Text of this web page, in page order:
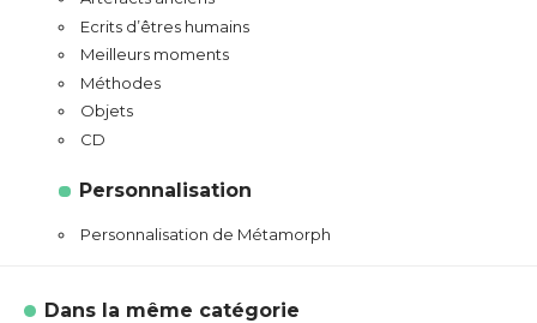
Ecrits d’êtres humains
Meilleurs moments
Méthodes
Objets
CD
Personnalisation
Personnalisation de Métamorph
Dans la même catégorie